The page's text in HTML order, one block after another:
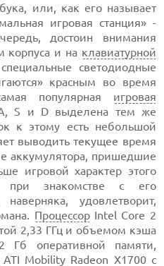
или, как его называет
игровая станция» -
достоин внимания
корпуса и на клавиатурной
светодиодные
красным во время
популярная игровая
S и D выделена тем же
к этому есть небольшой
выводить текущее время
аккумулятора, пришедшие
игровой характер этого
при знакомстве с его
удовлетворит,
ПроцессорIntel Core 2
2,33 ГГц и объемом кэша
оперативной памяти,
ATI Mobility Radeon X1700 с